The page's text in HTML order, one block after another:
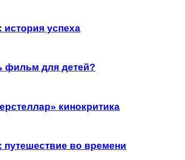
успеха
фильм для детей?
кинокритика
во времени